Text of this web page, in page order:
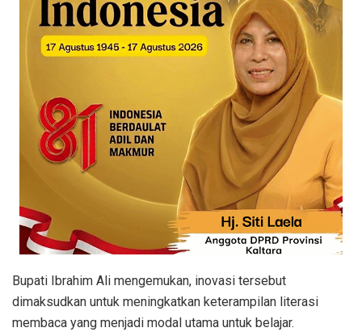
Bupati Ibrahim Ali mengemukan, inovasi tersebut
dimaksudkan untuk meningkatkan keterampilan literasi
membaca yang menjadi modal utama untuk belajar.